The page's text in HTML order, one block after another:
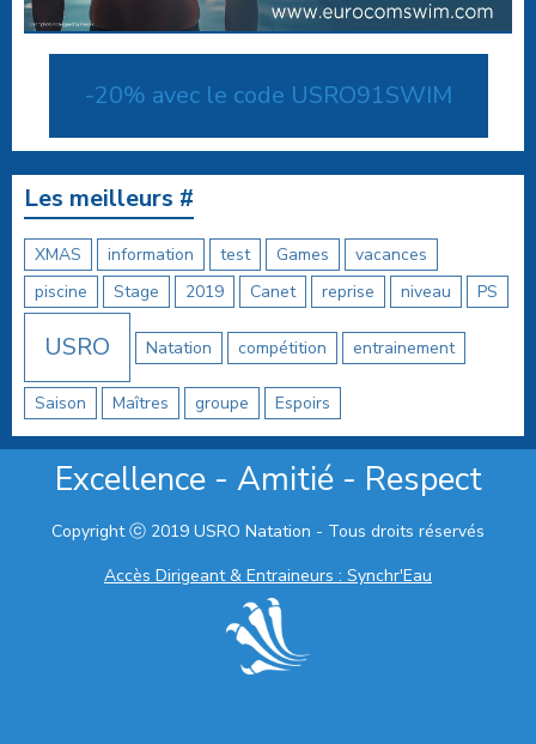
-20% avec le code USRO91SWIM
Les meilleurs #
XMAS information test Games
vacances
piscine
Stage 2019 Canet reprise niveau PS
USRO Natation compétition entrainement
Saison Maîtres groupe Espoirs
Excellence - Amitié - Respect
Copyright ⓒ 2019 USRO Natation - Tous droits réservés
Accès Dirigeant & Entraineurs : Synchr'Eau